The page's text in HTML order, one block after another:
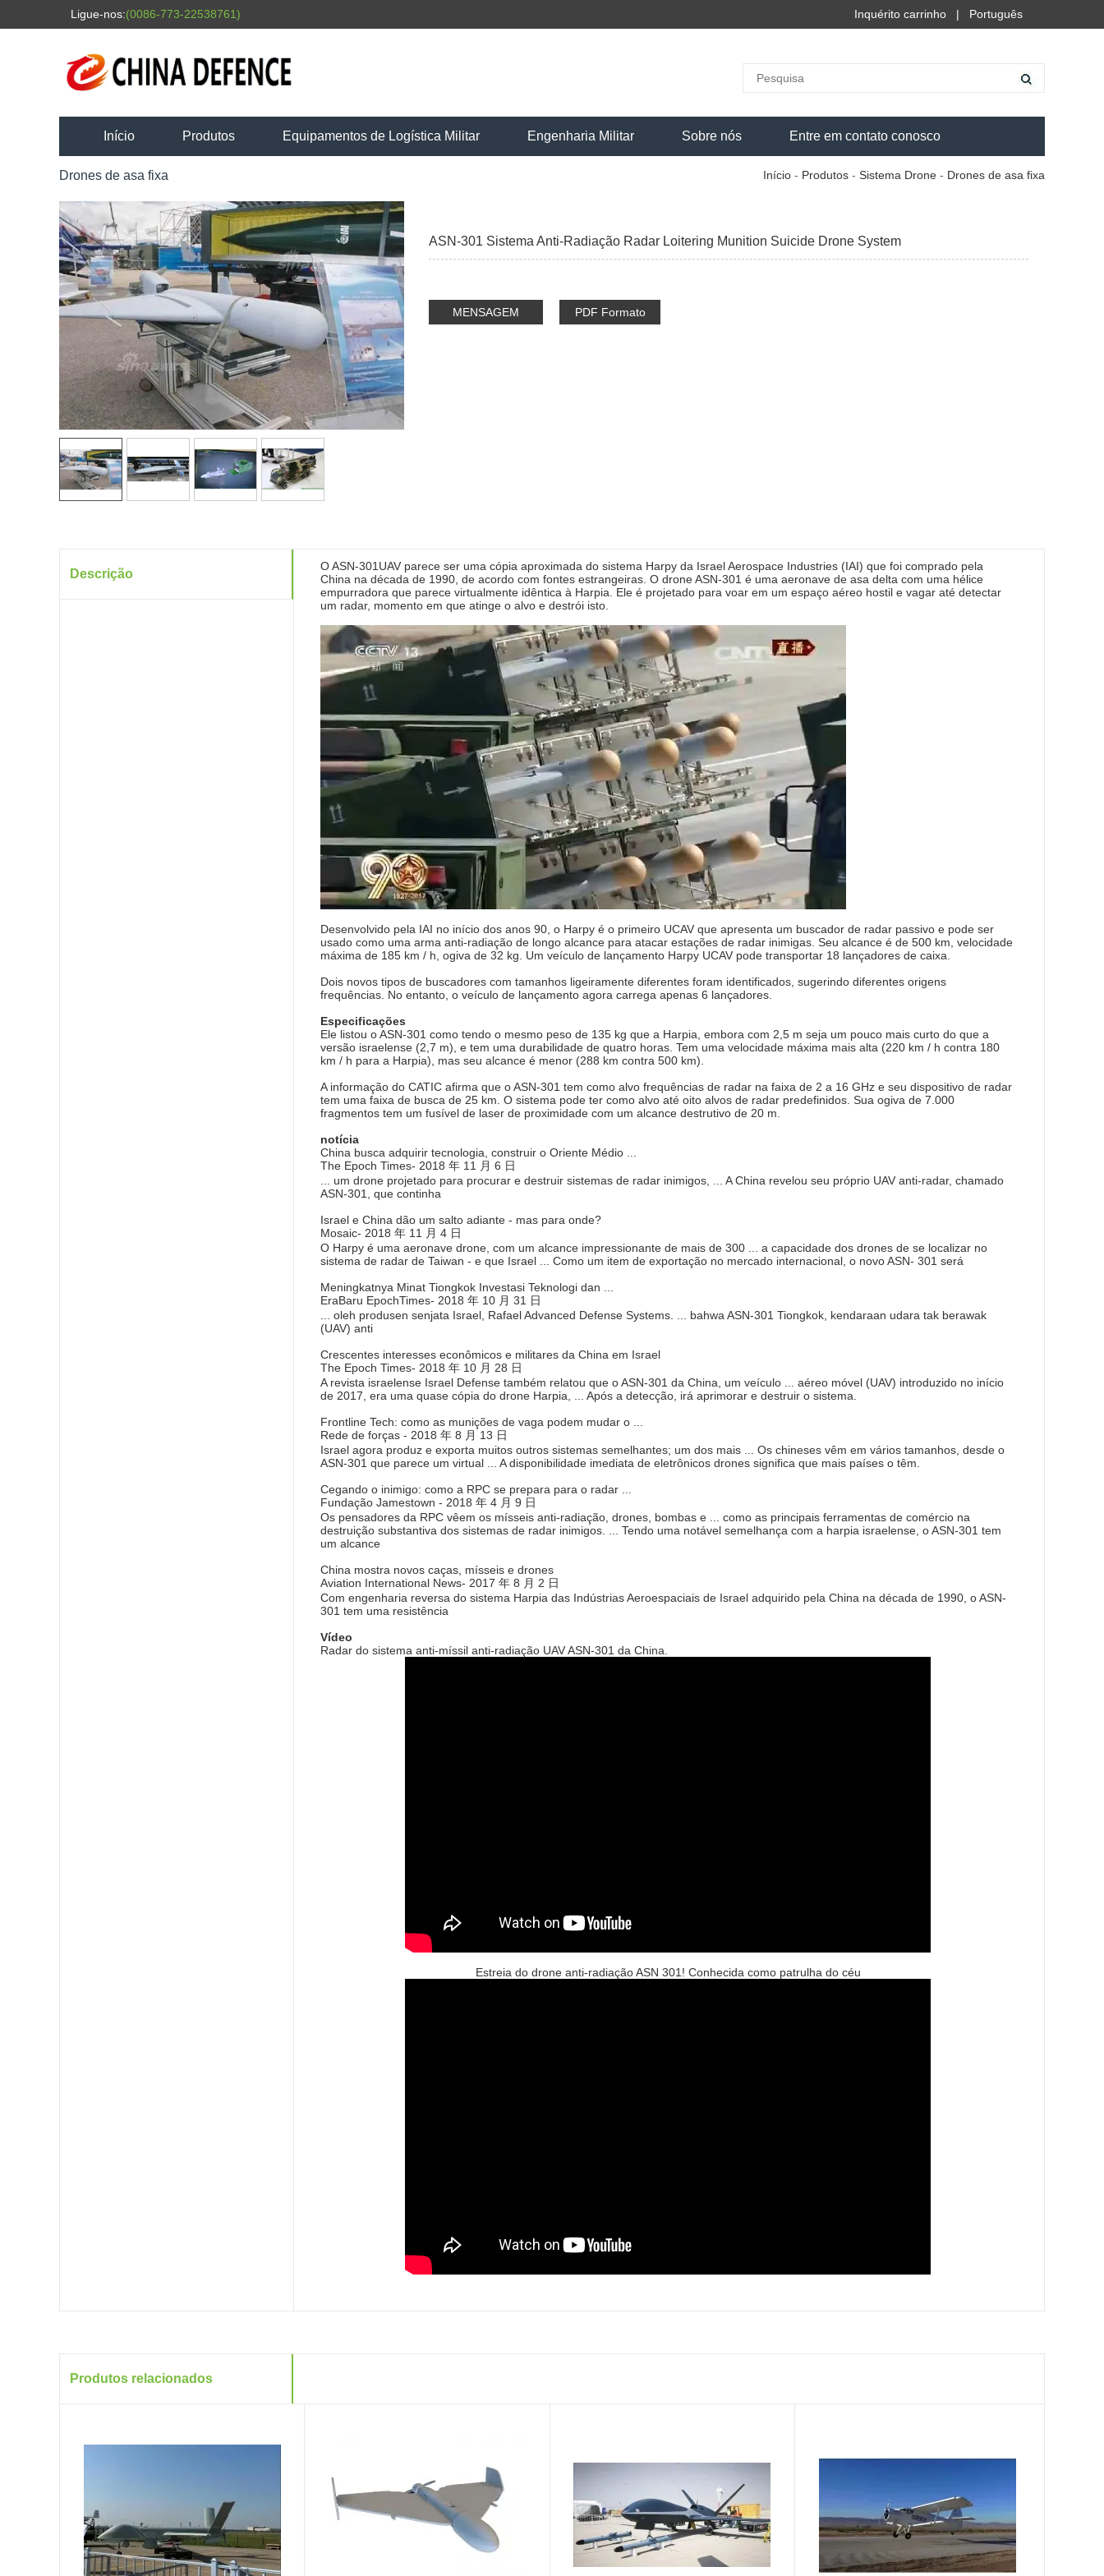
Ligue-nos:(0086-773-22538761) Português
|
Inquérito carrinho
Início Produtos Equipamentos de Logística Militar Engenharia Militar Sobre nós Entre em contato conosco
Drones de asa fixa Início - Produtos - Sistema Drone - Drones de asa fixa
ASN-301 Sistema Anti-Radiação Radar Loitering Munition Suicide Drone System
MENSAGEM PDF Formato
Descrição
O ASN-301UAV parece ser uma cópia aproximada do sistema Harpy da Israel Aerospace Industries (IAI) que foi comprado pela
China na década de 1990, de acordo com fontes estrangeiras. O drone ASN-301 é uma aeronave de asa delta com uma hélice
empurradora que parece virtualmente idêntica à Harpia. Ele é projetado para voar em um espaço aéreo hostil e vagar até detectar
um radar, momento em que atinge o alvo e destrói isto.
Desenvolvido pela IAI no início dos anos 90, o Harpy é o primeiro UCAV que apresenta um buscador de radar passivo e pode ser
usado como uma arma anti-radiação de longo alcance para atacar estações de radar inimigas. Seu alcance é de 500 km, velocidade
máxima de 185 km / h, ogiva de 32 kg. Um veículo de lançamento Harpy UCAV pode transportar 18 lançadores de caixa.
Dois novos tipos de buscadores com tamanhos ligeiramente diferentes foram identificados, sugerindo diferentes origens
frequências. No entanto, o veículo de lançamento agora carrega apenas 6 lançadores.
Especificações
Ele listou o ASN-301 como tendo o mesmo peso de 135 kg que a Harpia, embora com 2,5 m seja um pouco mais curto do que a
versão israelense (2,7 m), e tem uma durabilidade de quatro horas. Tem uma velocidade máxima mais alta (220 km / h contra 180
km / h para a Harpia), mas seu alcance é menor (288 km contra 500 km).
A informação do CATIC afirma que o ASN-301 tem como alvo frequências de radar na faixa de 2 a 16 GHz e seu dispositivo de radar
tem uma faixa de busca de 25 km. O sistema pode ter como alvo até oito alvos de radar predefinidos. Sua ogiva de 7.000
fragmentos tem um fusível de laser de proximidade com um alcance destrutivo de 20 m.
notícia
China busca adquirir tecnologia, construir o Oriente Médio ...
The Epoch Times- 2018 年 11 月 6 日
... um drone projetado para procurar e destruir sistemas de radar inimigos, ... A China revelou seu próprio UAV anti-radar, chamado
ASN-301, que continha
Israel e China dão um salto adiante - mas para onde?
Mosaic- 2018 年 11 月 4 日
O Harpy é uma aeronave drone, com um alcance impressionante de mais de 300 ... a capacidade dos drones de se localizar no
sistema de radar de Taiwan - e que Israel ... Como um item de exportação no mercado internacional, o novo ASN- 301 será
Meningkatnya Minat Tiongkok Investasi Teknologi dan ...
EraBaru EpochTimes- 2018 年 10 月 31 日
... oleh produsen senjata Israel, Rafael Advanced Defense Systems. ... bahwa ASN-301 Tiongkok, kendaraan udara tak berawak
(UAV) anti
Crescentes interesses econômicos e militares da China em Israel
The Epoch Times- 2018 年 10 月 28 日
A revista israelense Israel Defense também relatou que o ASN-301 da China, um veículo ... aéreo móvel (UAV) introduzido no início
de 2017, era uma quase cópia do drone Harpia, ... Após a detecção, irá aprimorar e destruir o sistema.
Frontline Tech: como as munições de vaga podem mudar o ...
Rede de forças - 2018 年 8 月 13 日
Israel agora produz e exporta muitos outros sistemas semelhantes; um dos mais ... Os chineses vêm em vários tamanhos, desde o
ASN-301 que parece um virtual ... A disponibilidade imediata de eletrônicos drones significa que mais países o têm.
Cegando o inimigo: como a RPC se prepara para o radar ...
Fundação Jamestown - 2018 年 4 月 9 日
Os pensadores da RPC vêem os mísseis anti-radiação, drones, bombas e ... como as principais ferramentas de comércio na
destruição substantiva dos sistemas de radar inimigos. ... Tendo uma notável semelhança com a harpia israelense, o ASN-301 tem
um alcance
China mostra novos caças, mísseis e drones
Aviation International News- 2017 年 8 月 2 日
Com engenharia reversa do sistema Harpia das Indústrias Aeroespaciais de Israel adquirido pela China na década de 1990, o ASN-
301 tem uma resistência
Vídeo
Radar do sistema anti-míssil anti-radiação UAV ASN-301 da China.
Estreia do drone anti-radiação ASN 301! Conhecida como patrulha do céu
Produtos relacionados